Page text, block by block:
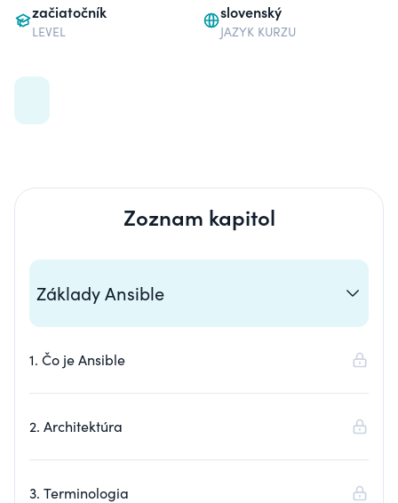
začiatočník
LEVEL
slovenský
JAZYK KURZU
Zoznam kapitol
Základy Ansible
1. Čo je Ansible
2. Architektúra
3. Terminologia